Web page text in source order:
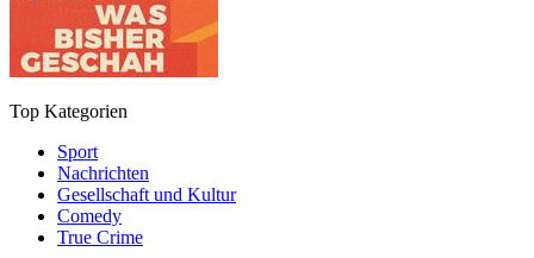
Top Kategorien
Sport
Nachrichten
Gesellschaft und Kultur
Comedy
True Crime